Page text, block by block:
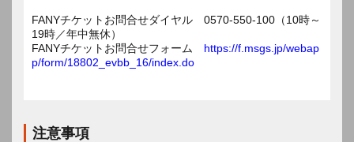
FANYチケットお問合せダイヤル 0570-550-100（10時～
19時／年中無休）
FANYチケットお問合せフォーム https://f.msgs.jp/webap
p/form/18802_evbb_16/index.do
注意事項